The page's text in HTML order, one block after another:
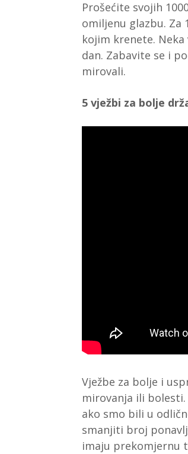
Prošećite svojih
omiljenu glazbu. Za
kojim krenete.
dan. Zabavite se i
mirovali.
5 vježbi za bolje
Vježbe za bolje i
mirovanja ili
ako smo bili u
smanjiti broj
imaju prekomjernu